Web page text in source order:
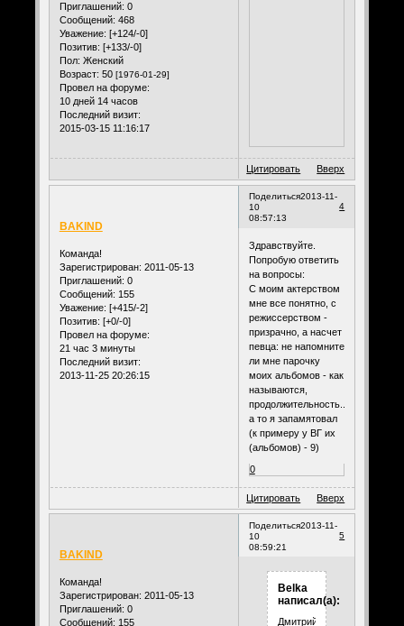
Приглашений: 0
Сообщений: 468
Уважение: [+124/-0]
Позитив: [+133/-0]
Пол: Женский
Возраст: 50 [1976-01-29]
Провел на форуме:
10 дней 14 часов
Последний визит:
2015-03-15 11:16:17
Цитировать Вверх
Поделиться
4
2013-11-
10
08:57:13
BAKIND
Команда!
Зарегистрирован: 2011-05-13
Приглашений: 0
Сообщений: 155
Уважение: [+415/-2]
Позитив: [+0/-0]
Провел на форуме:
21 час 3 минуты
Последний визит:
2013-11-25 20:26:15
Здравствуйте.
Попробую ответить
на вопросы:
С моим актерством
мне все понятно, с
режиссерством -
призрачно, а насчет
певца: не напомните
ли мне парочку
моих альбомов - как
называются,
продолжительность...
а то я запамятовал
(к примеру у ВГ их
(альбомов) - 9)
0
Цитировать Вверх
Поделиться
5
2013-11-
10
08:59:21
BAKIND
Команда!
Зарегистрирован: 2011-05-13
Приглашений: 0
Сообщений: 155
Belka
написал(а):
Дмитрий